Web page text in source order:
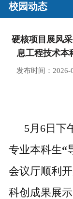
校园动态
硬核项目展风
息工程技术本
发布时间：2026-
5月6日下
专业本科生“
会议厅顺利
科创成果展